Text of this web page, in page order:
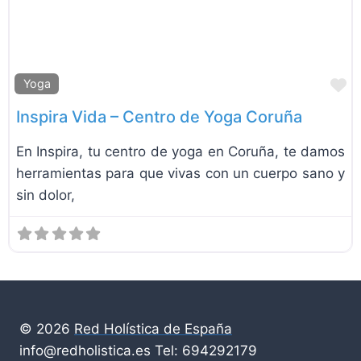
Yoga
Inspira Vida – Centro de Yoga Coruña
En Inspira, tu centro de yoga en Coruña, te damos
herramientas para que vivas con un cuerpo sano y
sin dolor,
© 2026 Red Holística de España
info@redholistica.es Tel: 694292179